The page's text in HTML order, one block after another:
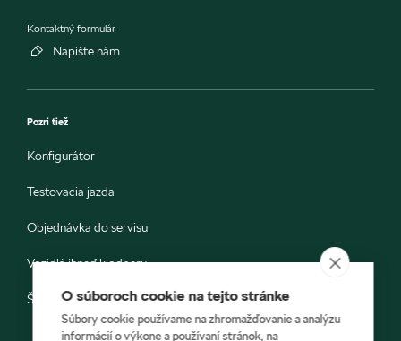
Kontaktný formulár
Napíšte nám
Pozri tiež
Konfigurátor
Testovacia jazda
Objednávka do servisu
Vozidlá ihneď k odberu
Škoda E-shop
O súboroch cookie na tejto stránke
Súbory cookie používame na zhromažďovanie a analýzu
informácií o výkone a používaní stránok, na